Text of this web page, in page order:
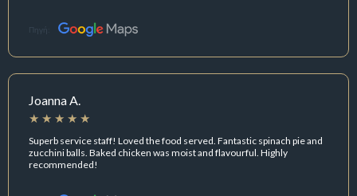
Πηγή:
Joanna A.
Superb service staff! Loved the food served. Fantastic spinach pie and
zucchini balls. Baked chicken was moist and flavourful. Highly
recommended!